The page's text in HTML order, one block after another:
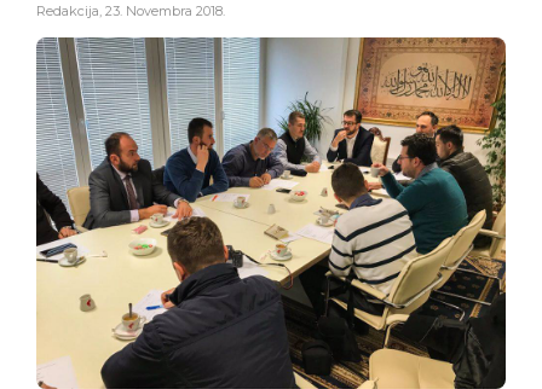
Redakcija, 23. Novembra 2018.